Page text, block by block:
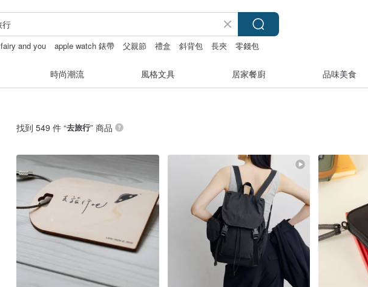
fairy and you apple watch 錶帶 父親節 禮盒 斜背包 長夾 零錢包
時尚潮流 風格文具 居家餐廚 品味美食
找到 549 件 “去旅行” 商品